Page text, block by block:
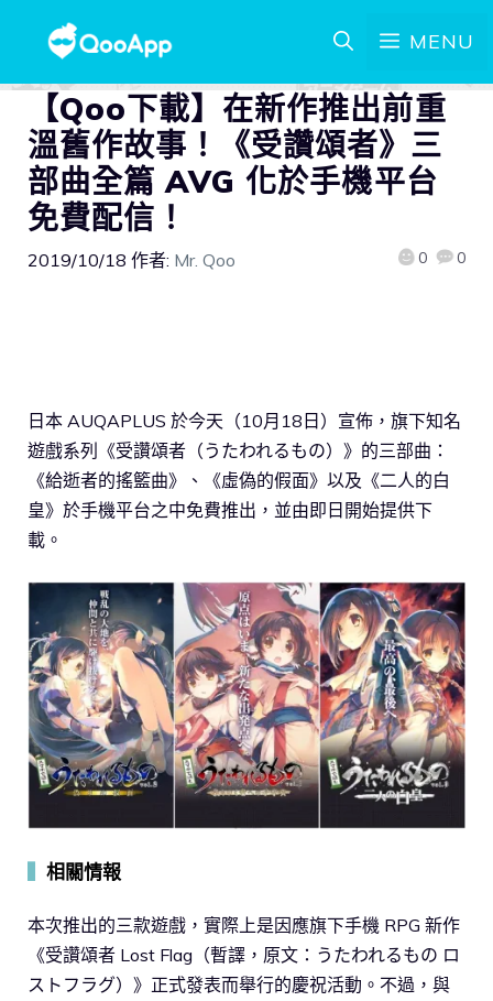
MENU
【Qoo下載】在新作推出前重
溫舊作故事！《受讚頌者》三
部曲全篇 AVG 化於手機平台
免費配信！
2019/10/18 作者: Mr. Qoo 0 0
日本 AUQAPLUS 於今天（10月18日）宣佈，旗下知名
遊戲系列《受讚頌者（うたわれるもの）》的三部曲：
《給逝者的搖籃曲》、《虛偽的假面》以及《二人的白
皇》於手機平台之中免費推出，並由即日開始提供下
載。
相關情報
本次推出的三款遊戲，實際上是因應旗下手機 RPG 新作
《受讚頌者 Lost Flag（暫譯，原文：うたわれるもの ロ
ストフラグ）》正式發表而舉行的慶祝活動。不過，與